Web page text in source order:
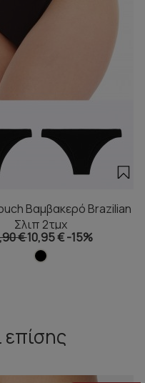
Βαμβακερό Brazilian
Σλιπ 2τμχ
€10,95 €-15%